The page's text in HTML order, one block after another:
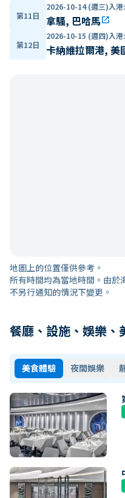
第11日
2026-10-14 (週三)入港:
拿騷, 巴哈馬open_in_new
第12日
2026-10-15 (週四)入港:
卡納維拉爾港, 美
地圖上的位置僅供參考。
所有時間均為當地時間。由
不另行通知的情況下變更。
餐廳、設施、娛樂、
美食體驗 夜間娛樂